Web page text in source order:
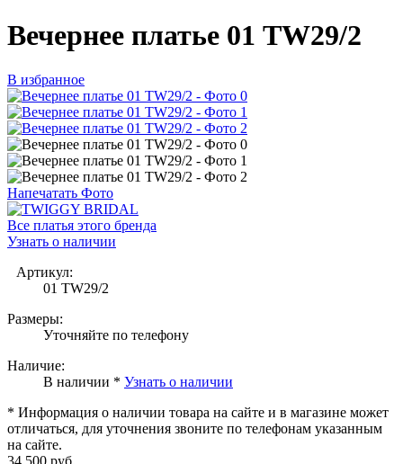
Вечернее платье 01 TW29/2
В избранное
Напечатать Фото
Все платья этого бренда
Узнать о наличии
Артикул:
01 TW29/2
Размеры:
Уточняйте по телефону
Наличие:
В наличии * Узнать о наличии
* Информация о наличии товара на сайте и в магазине может
отличаться, для уточнения звоните по телефонам указанным
на сайте.
34 500 руб.